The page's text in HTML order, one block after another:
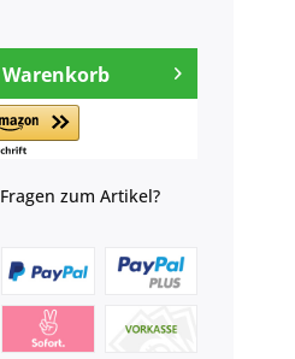
Warenkorb
Fragen zum Artikel?